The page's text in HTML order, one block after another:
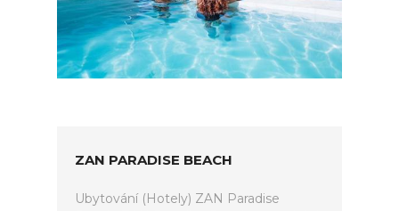
ZAN PARADISE BEACH
Ubytování (Hotely) ZAN Paradise